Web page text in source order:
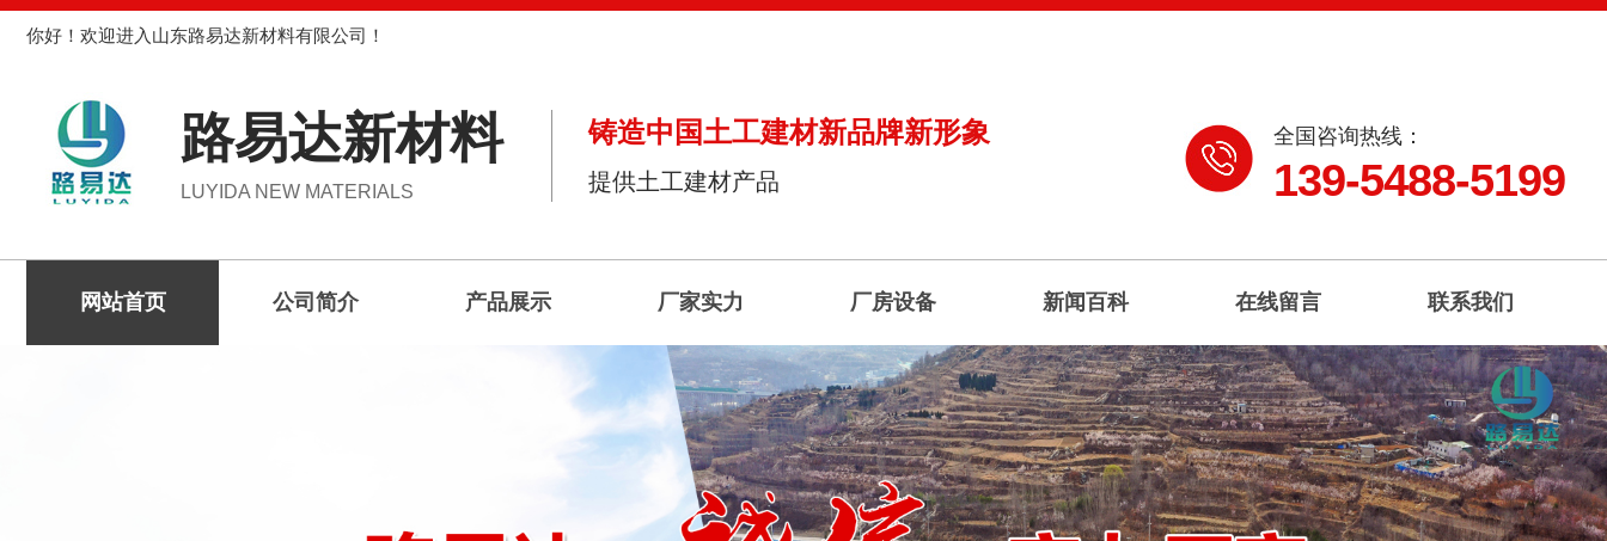
你好！欢迎进入山东路易达新材料有限公司！
路易达新材料
LUYIDA NEW MATERIALS
铸造中国土工建材新品牌新形象
提供土工建材产品
全国咨询热线：
139-5488-5199
网站首页 公司简介 产品展示 厂家实力 厂房设备 新闻百科 在线留言 联系我们